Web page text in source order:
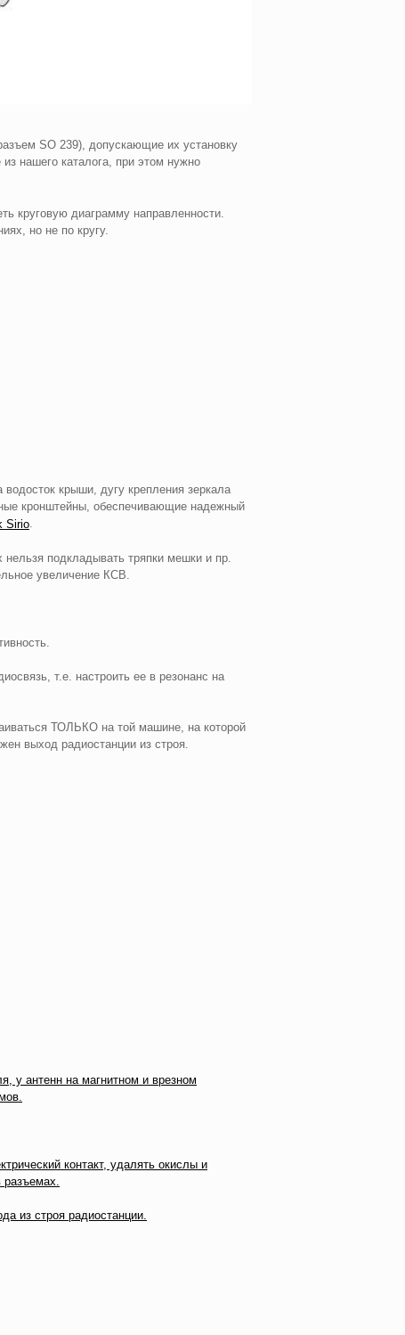
SO 239), допускающие их установку
из нашего каталога, при этом нужно
круговую диаграмму направленности.
но не по кругу.
крыши, дугу крепления зеркала
кронштейны, обеспечивающие надежный
Sirio.
подкладывать тряпки мешки и пр.
увеличение КСВ.
т.е. настроить ее в резонанс на
ТОЛЬКО на той машине, на которой
выход радиостанции из строя.
у антенн на магнитном и врезном
контакт, удалять окислы и
разъемах.
из строя радиостанции.